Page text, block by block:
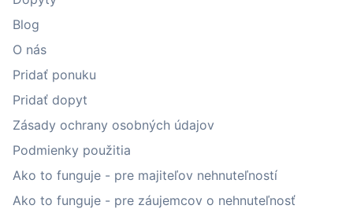
Blog
O nás
Pridať ponuku
Pridať dopyt
Zásady ochrany osobných údajov
Podmienky použitia
Ako to funguje - pre majiteľov nehnuteľností
Ako to funguje - pre záujemcov o nehnuteľnosť